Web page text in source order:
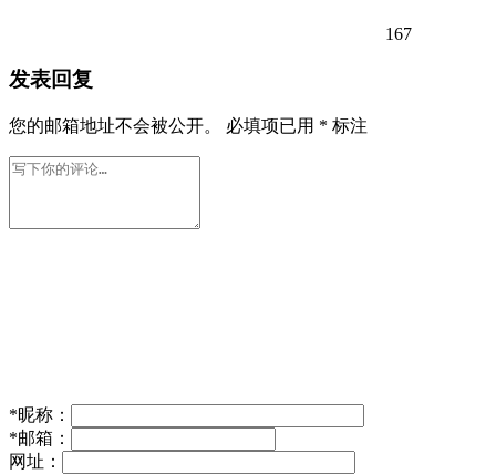
167
发表回复
您的邮箱地址不会被公开。 必填项已用 * 标注
*昵称：
*邮箱：
网址：